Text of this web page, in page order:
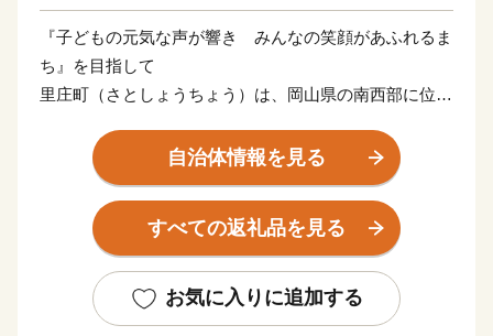
『子どもの元気な声が響き みんなの笑顔があふれるま
ち』を目指して
里庄町（さとしょうちょう）は、岡山県の南西部に位置
瀬戸内海特有の温暖な気候と豊かな自然に恵まれ、四季
折々に町を彩る花々が、訪れる人の心を和ませていま
中でも教育、文化の振興に積極的に取り組み、町内には
ています。
コンパクトな町だからこそできる魅力あるまちづくりを
自治体情報を見る
すべての返礼品を見る
お気に入りに追加する